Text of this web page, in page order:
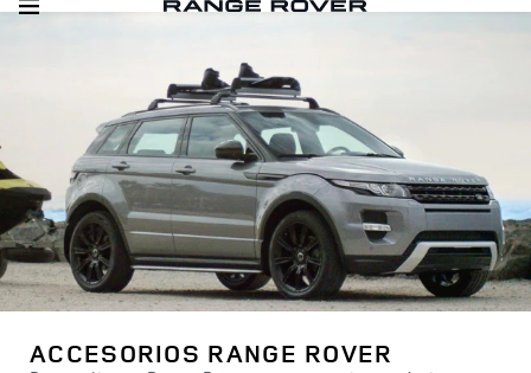
ACCESORIOS RANGE ROVER